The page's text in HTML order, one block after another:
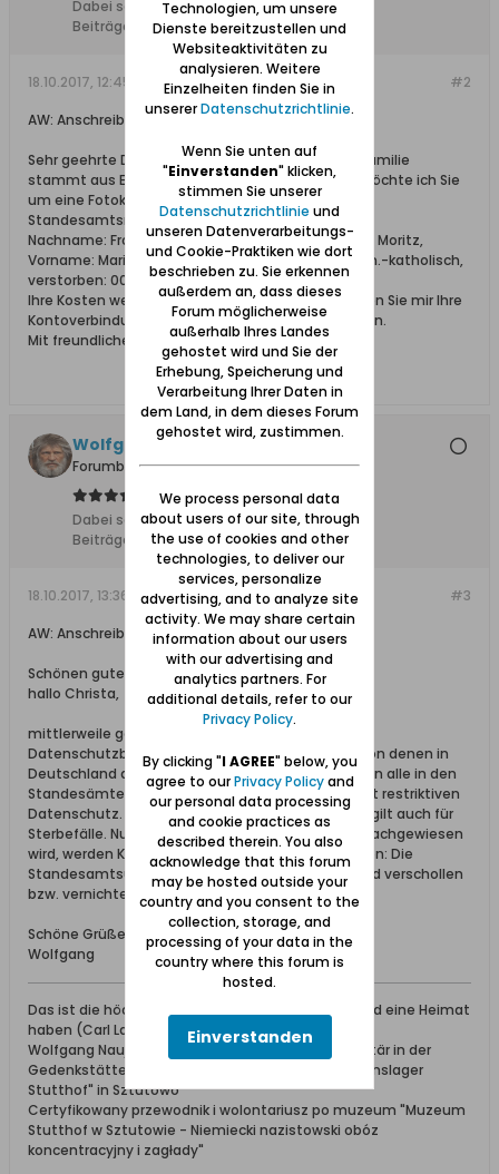
Dabei seit:
05.10.2017
Beiträge:
#2
18.10.2017, 12:45
AW: Anschreiben auf Polnisch Standesamt Elbing
Sehr geehrte Damen und Herren, ein Teil meiner Familie
stammt aus Elbing. In diesem Zusammenhang möchte ich Sie
um eine Fotokopie einer Sterbeurkunde aus dem
Standesamtsregister bitten:
Nachname: Fromm, verwitwete Doering, geborene Moritz,
Vorname: Maria, geboren: 00.00.1857/ getauft: röm.-katholisch,
verstorben: 00.03.1943 in Elbing (Stadt).
Ihre Kosten werde ich umgehend begleichen. Teilen Sie mir Ihre
Kontoverbindung mit. Für Ihre Mühe danke ich Ihnen.
Mit freundlichem Gruß, Christa Gesing.
Wolfgang
Forumbetreiber
Dabei seit:10.02.2008
Beiträge:
11627
#3
18.10.2017, 13:36
AW: Anschreiben auf Polnisch Standesamt Elbing
Schönen guten Nachmittag,
hallo Christa,
mittlerweile gelten auch in Polen strenge
Datenschutzbestimmungen die teilweise stark von denen in
Deutschland abweichen. Grundsätzlich unterliegen alle in den
Standesämtern liegenden Unterlagen einem recht restriktiven
Datenschutz. Die Sperrfrist beträgt 100 Jahre und gilt auch für
Sterbefälle. Nur wenn eine direkte Abstammung nachgewiesen
wird, werden Kopien angefertigt. Unabhängig davon: Die
Standesamtsunterlagen Elbing vom März 1943 sind verschollen
bzw. vernichtet.
Schöne Grüße aus dem Werder
Wolfgang
Das ist die höchste aller Gaben: Geborgen sein und eine Heimat
haben (Carl Lange)
Wolfgang Naujocks: Zertifizierter Führer und Volontär in der
Gedenkstätte/Museum "Deutsches Konzentrationslager
Stutthof" in Sztutowo
Certyfikowany przewodnik i wolontariusz po muzeum "Muzeum
Stutthof w Sztutowie - Niemiecki nazistowski obóz
koncentracyjny i zagłady"
Technologien, um unsere
Dienste bereitzustellen und
Websiteaktivitäten zu
analysieren. Weitere
Einzelheiten finden Sie in
unsererDatenschutzrichtlinie.
Wenn Sie unten auf
"Einverstanden" klicken,
stimmen Sie unserer
Datenschutzrichtlinie und
unseren Datenverarbeitungs-
und Cookie-Praktiken wie dort
beschrieben zu. Sie erkennen
außerdem an, dass dieses
Forum möglicherweise
außerhalb Ihres Landes
gehostet wird und Sie der
Erhebung, Speicherung und
Verarbeitung Ihrer Daten in
dem Land, in dem dieses Forum
gehostet wird, zustimmen.
We process personal data
about users of our site, through
the use of cookies and other
technologies, to deliver our
services, personalize
advertising, and to analyze site
activity. We may share certain
information about our users
with our advertising and
analytics partners. For
additional details, refer to our
Privacy Policy.
By clicking "I AGREE" below, you
agree to ourPrivacy Policyand
our personal data processing
and cookie practices as
described therein. You also
acknowledge that this forum
may be hosted outside your
country and you consent to the
collection, storage, and
processing of your data in the
country where this forum is
hosted.
Einverstanden